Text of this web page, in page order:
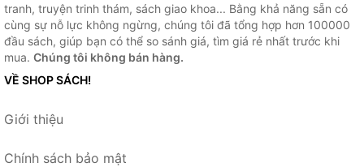
tranh, truyện trinh thám, sách giao khoa... Bằng khả năng sẵn có
cùng sự nỗ lực không ngừng, chúng tôi đã tổng hợp hơn 100000
đầu sách, giúp bạn có thể so sánh giá, tìm giá rẻ nhất trước khi
mua. Chúng tôi không bán hàng.
VỀ SHOP SÁCH!
Giới thiệu
Chính sách bảo mật